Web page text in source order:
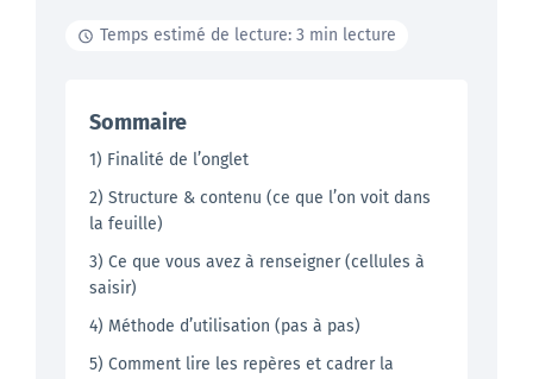
Temps estimé de lecture: 3 min lecture
Sommaire
1) Finalité de l’onglet
2) Structure & contenu (ce que l’on voit dans
la feuille)
3) Ce que vous avez à renseigner (cellules à
saisir)
4) Méthode d’utilisation (pas à pas)
5) Comment lire les repères et cadrer la